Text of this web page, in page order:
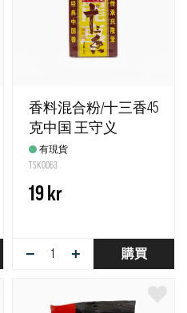
香料混合粉/十三香45
克中国 王守义
有現貨
TSK0063
19 kr
− + 購買